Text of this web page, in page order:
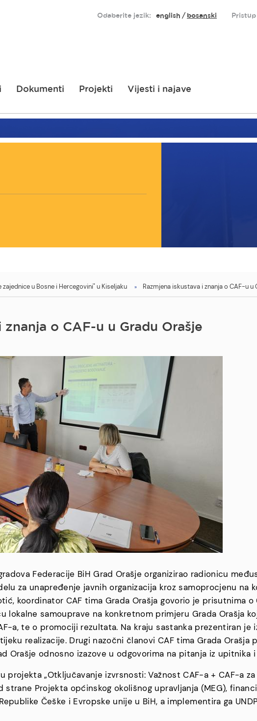
Odaberite jezik: english bosanski Pristup
Dokumenti Projekti Vijesti i najave
u Bosne i Hercegovini" u Kiseljaku Razmjena iskustava i znanja o CAF-u u
znanja o CAF-u u Gradu Orašje
Federacije BiH Grad Orašje organizirao radionicu
za unapređenje javnih organizacija kroz samoprocjenu na
koordinator CAF tima Grada Orašja govorio je prisutnima
lokalne samouprave na konkretnom primjeru Grada Orašja
a, te o promociji rezultata. Na kraju sastanka prezentiran je
realizacije. Drugi nazočni članovi CAF tima Grada Orašja
Orašje odnosno izazove u odgovorima na pitanja iz upitnika
projekta „Otključavanje izvrsnosti: Važnost CAF-a + CAF-a
strane Projekta općinskog okolišnog upravljanja (MEG),
Češke i Evropske unije u BiH, a implementira ga